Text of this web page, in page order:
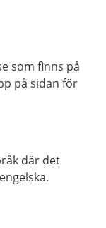
som finns på
på sidan för
där det